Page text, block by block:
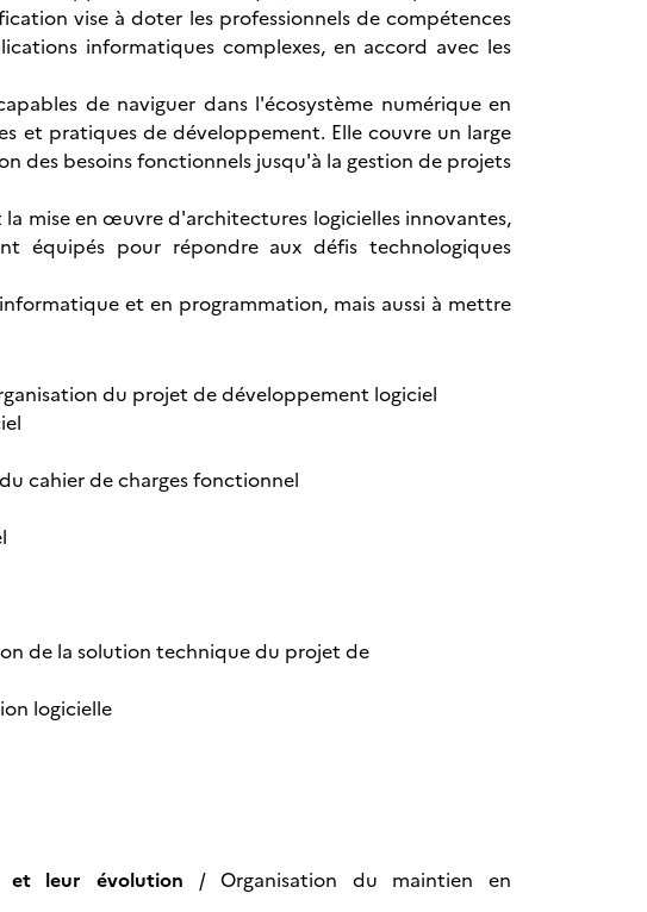
vise à doter les professionnels de compétences
informatiques complexes, en accord avec les
de naviguer dans l'écosystème numérique en
et pratiques de développement. Elle couvre un large
des besoins fonctionnels jusqu'à la gestion de projets
mise en œuvre d'architectures logicielles innovantes,
équipés pour répondre aux défis technologiques
et en programmation, mais aussi à mettre
du projet de développement logiciel
cahier de charges fonctionnel
de la solution technique du projet de
logicielle
et leur évolution / Organisation du maintien en